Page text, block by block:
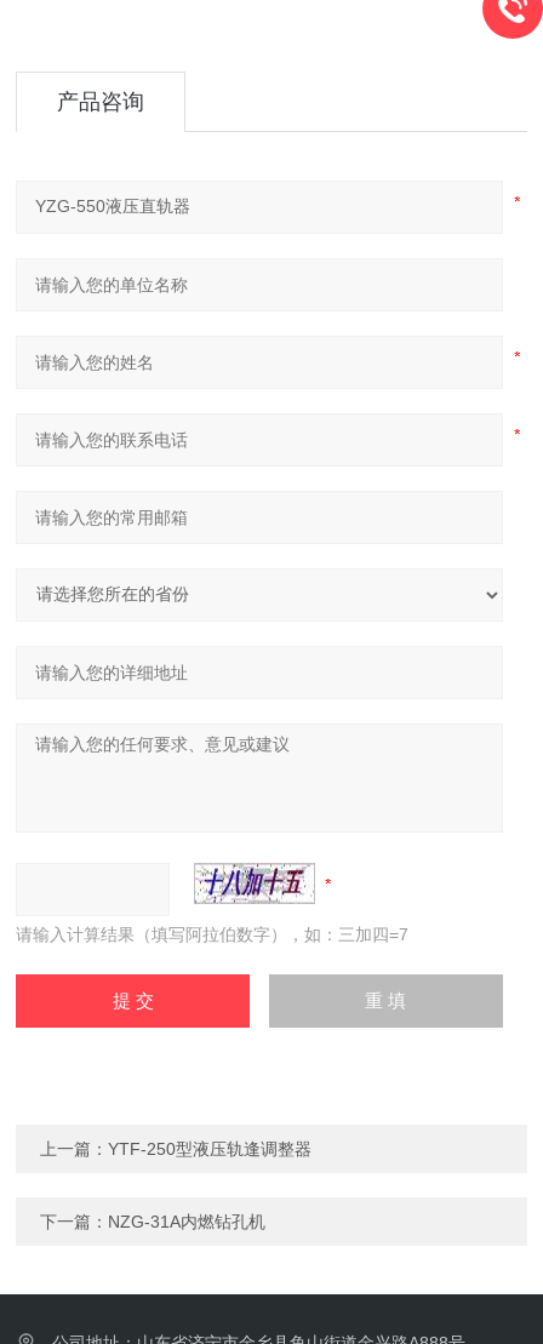
产品咨询
请输入计算结果（填写阿拉伯数字），如：三加四=7
上一篇：YTF-250型液压轨逢调整器
下一篇： NZG-31A内燃钻孔机